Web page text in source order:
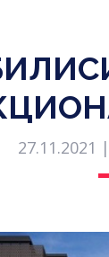
27.11.2021 |